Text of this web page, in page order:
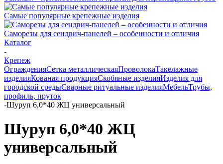
Самые популярные крепежные изделия
Саморезы для сендвич-панелей – особенности и отличия
Каталог
-
Крепеж
ОгражденияСетка металлическаяПроволокаТакелажные
изделияКованая продукцияСкобяные изделияИзделия для
городской средыСварные ритуальные изделияМебельТрубы,
профиль, пруток
-Шуруп 6,0*40 ЖЦ универсальный
Шуруп 6,0*40 ЖЦ
универсальный